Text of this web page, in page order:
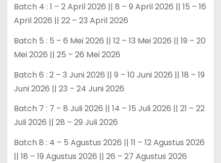
Batch 4 : 1 – 2 April 2026 || 8 – 9 April 2026 || 15 – 16
April 2026 || 22 – 23 April 2026
Batch 5 : 5 – 6 Mei 2026 || 12 – 13 Mei 2026 || 19 – 20
Mei 2026 || 25 – 26 Mei 2026
Batch 6 : 2 – 3 Juni 2026 || 9 – 10 Juni 2026 || 18 – 19
Juni 2026 || 23 – 24 Juni 2026
Batch 7 : 7 – 8 Juli 2026 || 14 – 15 Juli 2026 || 21 – 22
Juli 2026 || 28 – 29 Juli 2026
Batch 8 : 4 – 5 Agustus 2026 || 11 – 12 Agustus 2026
|| 18 – 19 Agustus 2026 || 26 – 27 Agustus 2026